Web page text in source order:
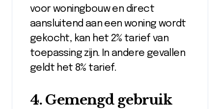
voor woningbouw en direct
aansluitend aan een woning wordt
gekocht, kan het 2% tarief van
toepassing zijn. In andere gevallen
geldt het 8% tarief.
4. Gemengd gebruik